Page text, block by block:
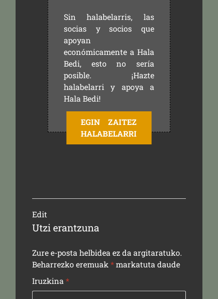
Sin halabelarris, las
socias y socios que
apoyan
económicamente a Hala
Bedi, esto no sería
posible. ¡Hazte
halabelarri y apoya a
Hala Bedi!
EGIN ZAITEZ
HALABELARRI
Edit
Utzi erantzuna
Zure e-posta helbidea ez da argitaratuko.
Beharrezko eremuak *markatuta daude
Iruzkina *